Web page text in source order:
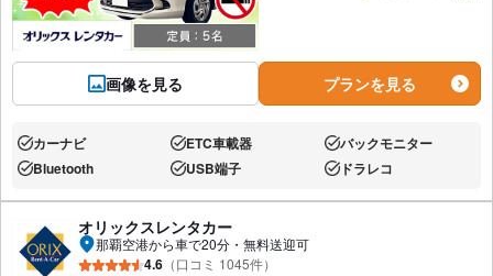
画像を見る プランを見る
あり:カーナビ あり:ETC車載器 あり:バックモニター
あり:Bluetooth あり:USB端子 あり:ドラレコ
オリックスレンタカー
那覇空港から車で20分・無料送迎可
4.6 （口コミ 1045件）